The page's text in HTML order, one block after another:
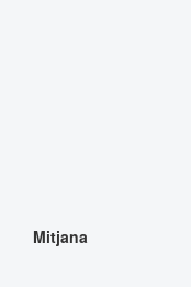
Mitjana